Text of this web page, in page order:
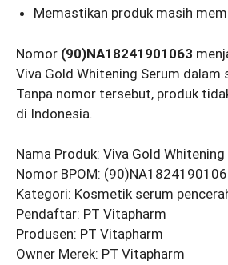
Memastikan produk masih
Nomor (90)NA18241901063
Viva Gold Whitening Serum dalam
Tanpa nomor tersebut, produk
di Indonesia.
Nama Produk: Viva Gold Whitening
Nomor BPOM:
Kategori: Kosmetik serum
Pendaftar: PT Vitapharm
Produsen: PT Vitapharm
Owner Merek: PT Vitapharm